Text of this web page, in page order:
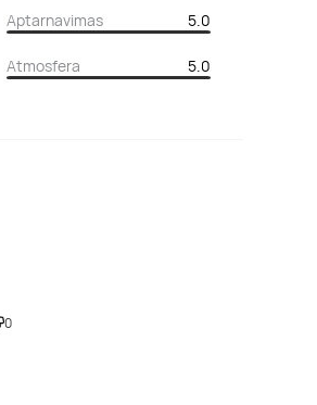
Aptarnavimas 5.0
Atmosfera 5.0
0